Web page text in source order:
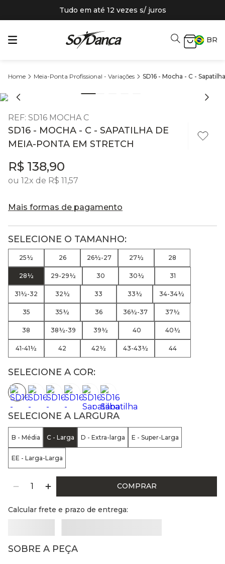
Tudo em até 12 vezes s/ juros
BR
Meia-Ponta Profissional - Variações SD16 - Mocha - C -
REF: SD16 MOCHA C
SD16 - MOCHA - C - SAPATILHA DE
MEIA-PONTA EM STRETCH
R$ 138,90
ou 12x de R$ 11,57
Mais formas de pagamento
25½ 26 26½-27 27½ 28
28½ 29-29½ 30 30½ 31
31½-32 32½ 33 33½ 34-34½
35 35½ 36 36½-37 37½
38 38½-39 39½ 40 40½
41-41½ 42 42½ 43-43½ 44
SELECIONE A COR:
SELECIONE A LARGURA
B - Média C - Larga D - Extra-larga E - Super-Larga
EE - Larga-Larga
COMPRAR
Calcular frete e prazo de entrega:
SOBRE A PEÇA